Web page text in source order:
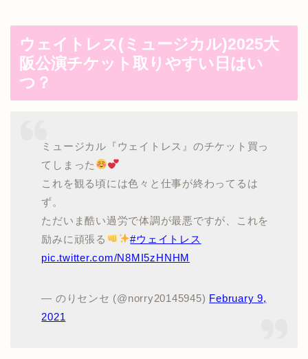
ウェイトレス(ミュージカル)2025大
阪公演チケット取りやすい日はい
つ？
ミュージカル『ウェイトレス』のチケット買っ
てしまった
これを観る頃には色々と仕事が終わってるは
ず。
ただいま酷い過労で体調が最悪ですが、これを
励みに頑張る
#ウェイトレス
pic.twitter.com/N8MI5zHNHM
— のりセンセ (@norry20145945) February 9,
2021